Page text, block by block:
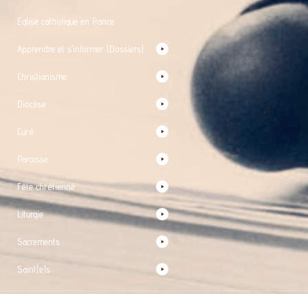
Église catholique en France
Apprendre et s’informer (Dossiers)
Christianisme
Diocèse
Curé
Paroisse
Fête chrétienne
Liturgie
Sacrements
Saint(e)s